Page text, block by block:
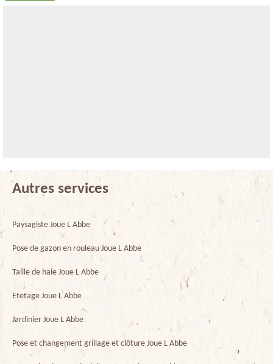
Autres services
Paysagiste Joue L Abbe
Pose de gazon en rouleau Joue L Abbe
Taille de haie Joue L Abbe
Etetage Joue L Abbe
Jardinier Joue L Abbe
Pose et changement grillage et clôture Joue L Abbe